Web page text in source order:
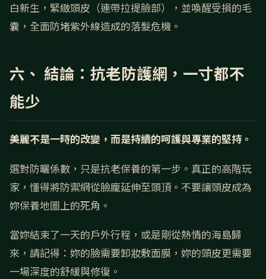
白新生，緊緻頭皮（連帶拉提臉部），並喚醒受損的毛
囊，全面防堵紫外線造成的落髮危機。
六、 結論：抗老防護網，一寸都不
能少
美麗不是一時的改變，而是持續的呵護與專業的堅持。
選對防曬係數，只是抗老保養的第一步。真正的高階玩
家，懂得將防禦網從臉龐延伸至頭頂。不要讓頭皮成為
妳保養地圖上的死角。
當妳結束了一天的戶外行程，或是剛從熱情的海島歸
來，請記得：妳的臉需要卸妝敷面膜，妳的頭皮更需要
一場深度的舒緩與修復。